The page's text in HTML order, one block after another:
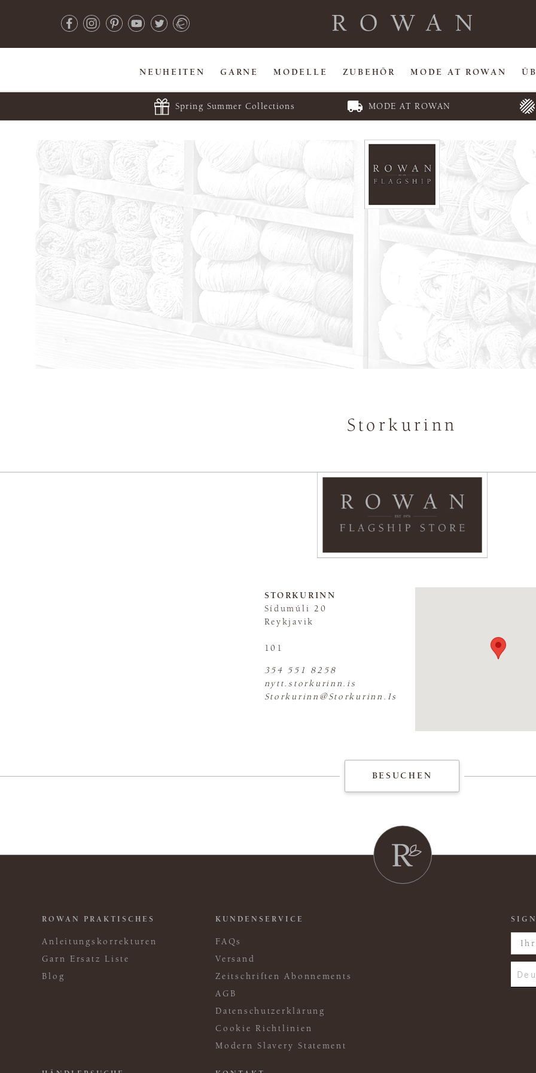
NEUHEITEN GARNE MODELLE ZUBEHÖR MODE AT ROWAN
Spring Summer Collections MODE AT ROWAN
Storkurinn
STORKURINN
Sídumúli 20
Reykjavik
101
354 551 8258
nytt.storkurinn.is
Storkurinn@Storkurinn.Is
FLAGSHIP
BESUCHEN
ROWAN PRAKTISCHES
Anleitungskorrekturen
Garn Ersatz Liste
Blog
KUNDENSERVICE
FAQs
Versand
Zeitschriften Abonnements
AGB
Datenschutzerklärung
Cookie Richtlinien
Modern Slavery Statement